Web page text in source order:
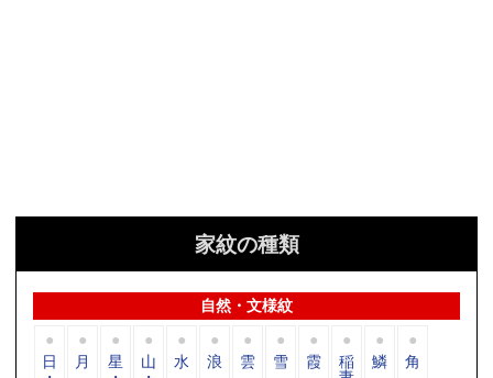
家紋の種類
自然・文様紋
日 月 星 山 水 浪 雲 雪 霞 稲 鱗 角